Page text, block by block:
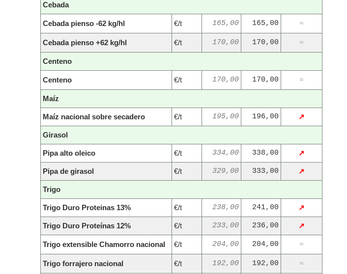
Cebada
Cebada pienso -62 kg/hl €/t 165,00 165,00 =
Cebada pienso +62 kg/hl €/t 170,00 170,00 =
Centeno
Centeno €/t 170,00 170,00 =
Maíz
Maíz nacional sobre secadero €/t 195,00 196,00 ↗
Girasol
Pipa alto oleico €/t 334,00 338,00 ↗
Pipa de girasol €/t 329,00 333,00 ↗
Trigo
Trigo Duro Proteinas 13% €/t 238,00 241,00 ↗
Trigo Duro Proteínas 12% €/t 233,00 236,00 ↗
Trigo extensible Chamorro nacional €/t 204,00 204,00 =
Trigo forrajero nacional €/t 192,00 192,00 =